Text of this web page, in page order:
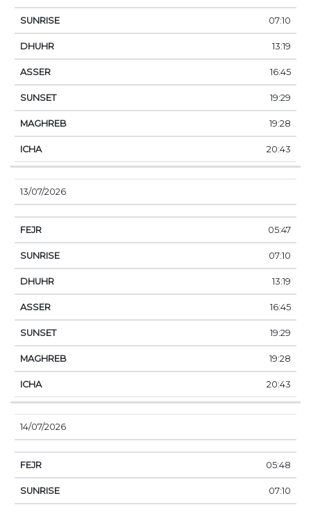
07:10
13:19
16:45
19:29
19:28
20:43
13/07/2026
05:47
07:10
13:19
16:45
19:29
19:28
20:43
14/07/2026
05:48
07:10